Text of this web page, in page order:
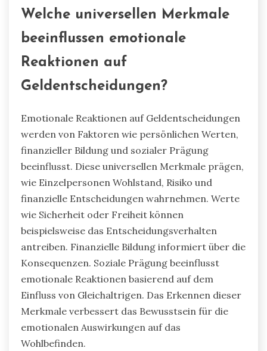
Welche universellen Merkmale
beeinflussen emotionale
Reaktionen auf
Geldentscheidungen?
Emotionale Reaktionen auf Geldentscheidungen
werden von Faktoren wie persönlichen Werten,
finanzieller Bildung und sozialer Prägung
beeinflusst. Diese universellen Merkmale prägen,
wie Einzelpersonen Wohlstand, Risiko und
finanzielle Entscheidungen wahrnehmen. Werte
wie Sicherheit oder Freiheit können
beispielsweise das Entscheidungsverhalten
antreiben. Finanzielle Bildung informiert über die
Konsequenzen. Soziale Prägung beeinflusst
emotionale Reaktionen basierend auf dem
Einfluss von Gleichaltrigen. Das Erkennen dieser
Merkmale verbessert das Bewusstsein für die
emotionalen Auswirkungen auf das
Wohlbefinden.